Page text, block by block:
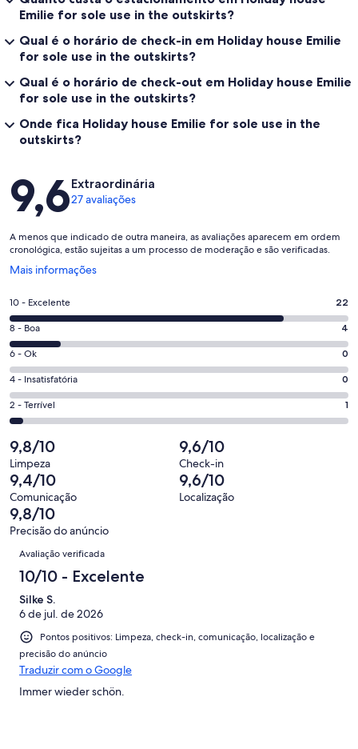
Emilie for sole use in the outskirts?
Qual é o horário de check-in em Holiday house Emilie
for sole use in the outskirts?
Qual é o horário de check-out em Holiday house Emilie
for sole use in the outskirts?
Onde fica Holiday house Emilie for sole use in the
outskirts?
Avaliações
9,6Extraordinária
27 avaliações
A menos que indicado de outra maneira, as avaliações aparecem em ordem
cronológica, estão sujeitas a um processo de moderação e são verificadas.
Mais informações
Abre
uma
nova
janela
Nota
10
-
Excelente.
22
de
27
avaliações
10 - Excelente 22
Nota
8
-
Boa.
4
de
avaliações
8 - Boa 4
Nota
6
-
Ok.
0
de
27
avaliações
6 - Ok 0
Nota
4
-
0
de
27
avaliações
4 - Insatisfatória 0
Nota
2
-
Terrível.
1
de
27
avaliações
2 - Terrível 1
9,8/10
Limpeza
9,6/10
Check-in
9,4/10
Comunicação
9,6/10
Localização
9,8/10
Precisão do anúncio
Avaliações
Avaliação verificada
10/10 - Excelente
Silke S.
6 de jul. de 2026
Pontos positivos: Limpeza, check-in, comunicação, localização e
precisão do anúncio
Traduzir com o Google
Immer wieder schön.